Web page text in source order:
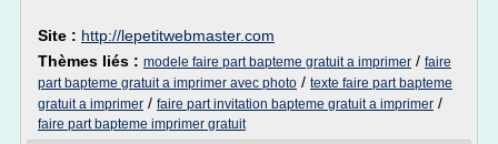
Site : http://lepetitwebmaster.com
Thèmes liés : modele faire part bapteme gratuit a imprimer / faire
part bapteme gratuit a imprimer avec photo / texte faire part bapteme
gratuit a imprimer / faire part invitation bapteme gratuit a imprimer /
faire part bapteme imprimer gratuit